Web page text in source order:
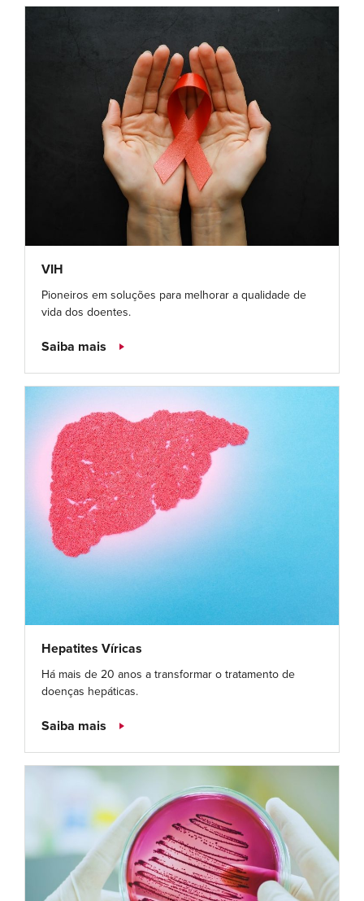
VIH
Pioneiros em soluções para melhorar a qualidade de
vida dos doentes.
Saiba mais
Hepatites Víricas
Há mais de 20 anos a transformar o tratamento de
doenças hepáticas.
Saiba mais